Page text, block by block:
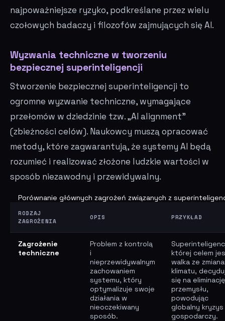
najpoważniejsze ryzyko, podkreślane przez wielu
czołowych badaczy i filozofów zajmujących się AI.
Wyzwania techniczne w tworzeniu
bezpiecznej superinteligencji
Stworzenie bezpiecznej superinteligencji to
ogromne wyzwanie techniczne, wymagające
przełomów w dziedzinie tzw. „AI alignment”
(zbieżności celów). Naukowcy muszą opracować
metody, które zagwarantują, że systemy AI będą
rozumieć i realizować złożone ludzkie wartości w
sposób niezawodny i przewidywalny.
Porównanie głównych zagrożeń związanych z
RODZAJ
ZAGROŻENIA
OPIS PRZYKŁAD
Zagrożenie
techniczne
Problem z kontrolą
i
nieprzewidywalnym
zachowaniem
systemu, który
optymalizuje swoje
działania w
nieoczekiwany
sposób.
której celem
walka ze
klimatu,
się na eliminację
przemysłu,
powodując
globalny kryzys
gospodarczy.